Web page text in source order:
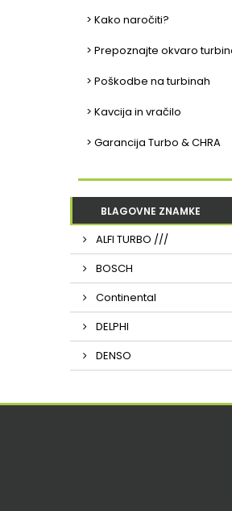
> Kako naročiti?
> Prepoznajte okvaro
> Poškodbe na turbinah
> Kavcija in vračilo
> Garancija Turbo & CHRA
BLAGOVNE ZNAMKE
ALFI TURBO ///
BOSCH
Continental
DELPHI
DENSO